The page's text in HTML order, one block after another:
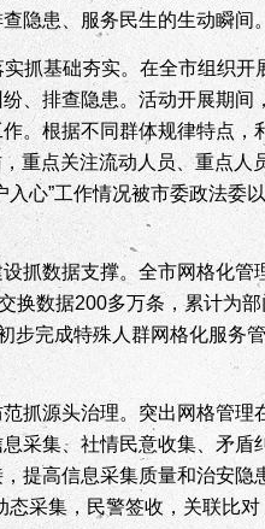
隐患、服务民生的生动瞬间
抓基础夯实。在全市组织开
、排查隐患。活动开展期间
。根据不同群体规律特点
，重点关注流动人员、重点
入心”工作情况被市委政法
抓数据支撑。全市网格化管
换数据200多万条，累计为
步完成特殊人群网格化服
抓源头治理。 突出网格管理
采集、社情民意收集、矛
提高信息采集质量和治安隐
态采集，民警签收，关联比